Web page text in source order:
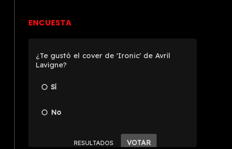
ENCUESTA